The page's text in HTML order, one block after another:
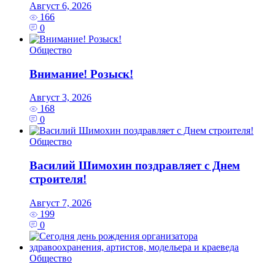
Август 6, 2026
166
0
Общество
Внимание! Розыск!
Август 3, 2026
168
0
Общество
Василий Шимохин поздравляет с Днем
строителя!
Август 7, 2026
199
0
Общество